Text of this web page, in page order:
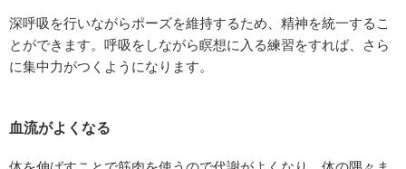
深呼吸を行いながらポーズを維持するため、精神を統一するこ
とができます。呼吸をしながら瞑想に入る練習をすれば、さら
に集中力がつくようになります。
血流がよくなる